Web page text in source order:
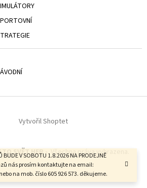
BUDE V SOBOTU 1.8.2026 NA PRODEJNĚ
nás prosím kontaktujte na email:
nebo na mob. číslo 605 926 573. děkujeme.
Vytvořil Shoptet
SVĚT HER -. Všechna práva vyhrazena.